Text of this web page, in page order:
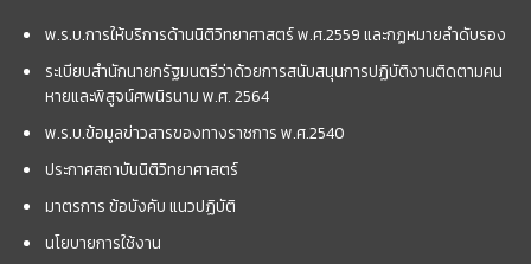
พ.ร.บ.การให้บริการด้านนิติวิทยาศาสตร์ พ.ศ.2559 และกฏหมายลำดับรอง
ระเบียบสำนักนายกรัฐมนตรีว่าด้วยการสนับสนุนการปฏิบัติงานติดตามคน
หายและพิสูจน์ศพนิรนาม พ.ศ. 2564
พ.ร.บ.ข้อมูลข่าวสารของทางราชการ พ.ศ.2540
ประกาศสถาบันนิติวิทยาศาสตร์
มาตรการ ข้อบังคับ แนวปฏิบัติ
นโยบายการใช้งาน